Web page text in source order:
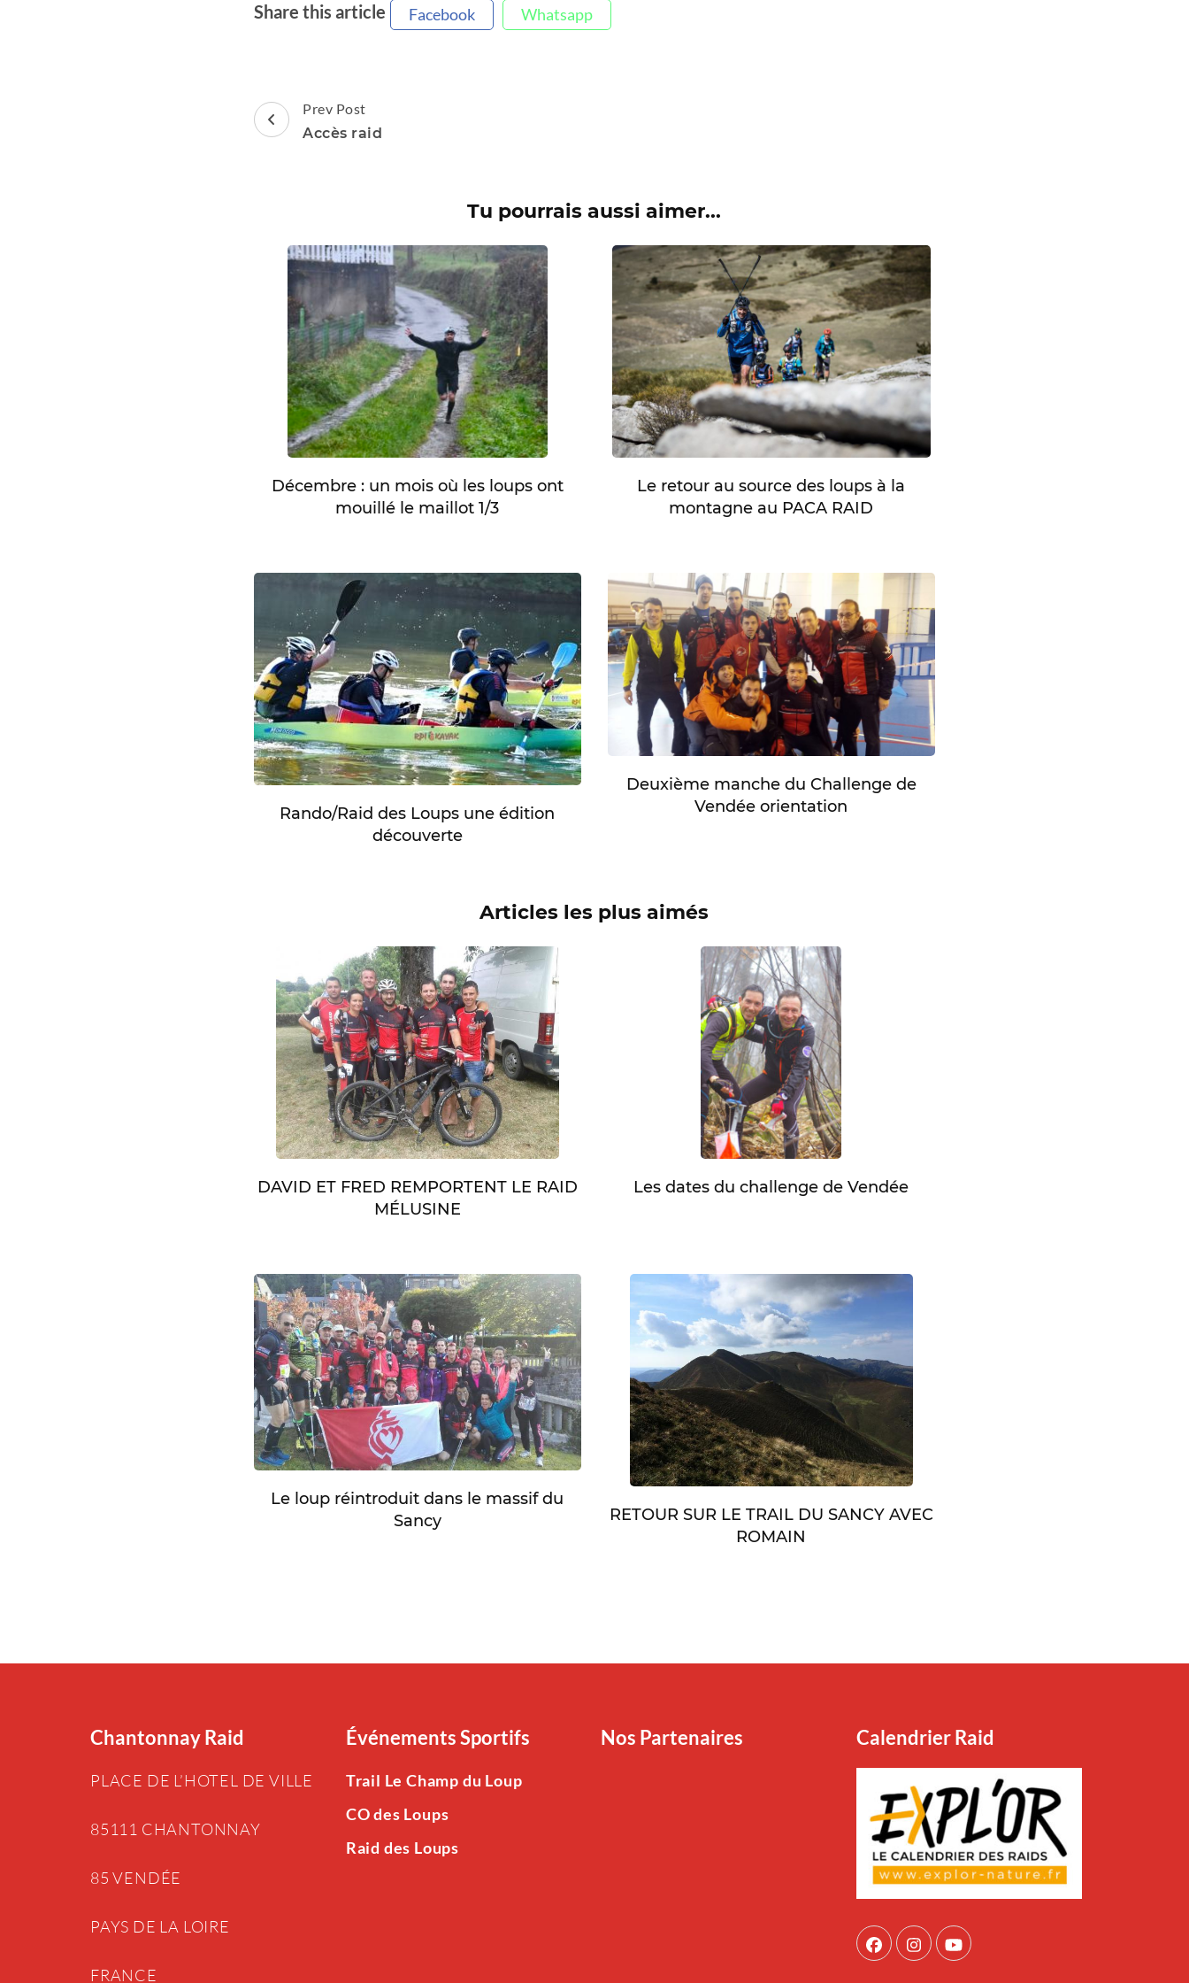
Share this article Facebook Whatsapp
Post
Navigation
Prev Post
Accès raid
Tu pourrais aussi aimer...
Décembre : un mois où les loups ont
mouillé le maillot 1/3
Le retour au source des loups à la
montagne au PACA RAID
Rando/Raid des Loups une édition
découverte
Deuxième manche du Challenge de
Vendée orientation
Articles les plus aimés
DAVID ET FRED REMPORTENT LE RAID
MÉLUSINE
Les dates du challenge de Vendée
Le loup réintroduit dans le massif du
Sancy
RETOUR SUR LE TRAIL DU SANCY AVEC
ROMAIN
Chantonnay Raid
PLACE DE L’HOTEL DE VILLE
85111 CHANTONNAY
85 VENDÉE
PAYS DE LA LOIRE
FRANCE
Événements Sportifs
Trail Le Champ du Loup
CO des Loups
Raid des Loups
Nos Partenaires Calendrier Raid